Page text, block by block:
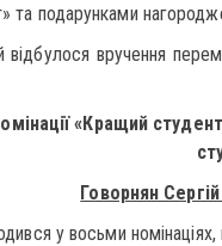
та подарунками
відбулося вручення
«Кращий
Говорнян
у восьми